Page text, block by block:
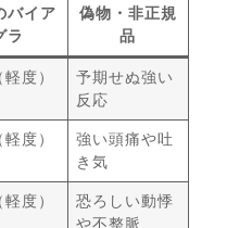
バイア
ラ
偽物・非正規
品
度）
予期せぬ強い
反応
度）
強い頭痛や吐
き気
度）
恐ろしい動悸
や不整脈